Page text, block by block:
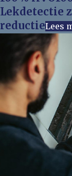
Lekdetectie
reductieLees